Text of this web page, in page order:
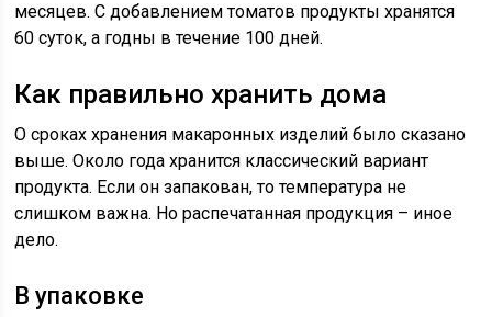
месяцев. С добавлением томатов продукты хранятся
60 суток, а годны в течение 100 дней.
Как правильно хранить дома
О сроках хранения макаронных изделий было сказано
выше. Около года хранится классический вариант
продукта. Если он запакован, то температура не
слишком важна. Но распечатанная продукция – иное
дело.
В упаковке